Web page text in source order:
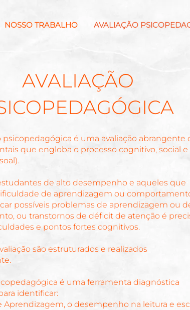
NOSSO TRABALHO AVALIAÇÃO
AVALIAÇÃO
psicopedagógica é uma avaliação abrangente
que engloba o processo cognitivo, social e
de alto desempenho e aqueles que
de aprendizagem ou
possíveis problemas de aprendizagem ou
ou transtornos de déficit de atenção é
e pontos fortes cognitivos.
são estruturados e realizados
é uma ferramenta diagnóstica
identificar:
Aprendizagem, o desempenho na leitura e